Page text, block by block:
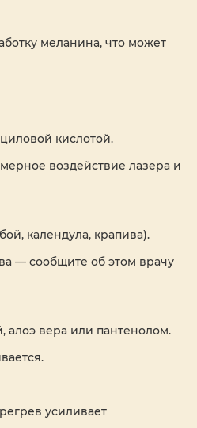
меланина, что может
кислотой.
воздействие лазера и
календула, крапива).
— сообщите об этом врачу
алоэ вера или пантенолом.
усиливает